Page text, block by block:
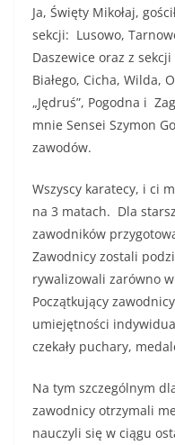
Ja, Święty Mikołaj,
sekcji: Lusowo,
Daszewice oraz z
Białego, Cicha, Wilda,
„Jędruś”, Pogodna i
mnie Sensei Szymon
zawodów.
Wszyscy karatecy, i ci
na 3 matach. Dla
zawodników
Zawodnicy zostali
rywalizowali zarówno
Początkujący
umiejętności
czekały puchary,
Na tym szczególnym
zawodnicy otrzymali
nauczyli się w ciągu